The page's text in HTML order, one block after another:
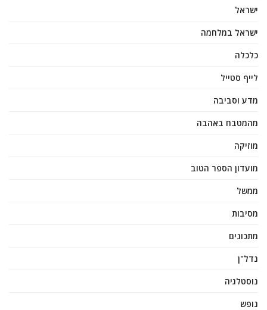
ישראל
ישראל במלחמה
כלכלה
לייף סטייל
מדע וסביבה
מהמטבח באהבה
מוזיקה
מועדון הספר הטוב
ממשל
מסיבות
מתכונים
נדל"ן
נוסטלגיה
נופש